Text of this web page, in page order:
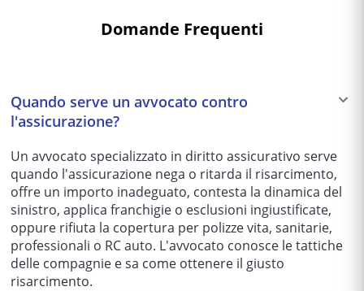
Domande Frequenti
Quando serve un avvocato contro
l'assicurazione?
Un avvocato specializzato in diritto assicurativo serve
quando l'assicurazione nega o ritarda il risarcimento,
offre un importo inadeguato, contesta la dinamica del
sinistro, applica franchigie o esclusioni ingiustificate,
oppure rifiuta la copertura per polizze vita, sanitarie,
professionali o RC auto. L'avvocato conosce le tattiche
delle compagnie e sa come ottenere il giusto
risarcimento.